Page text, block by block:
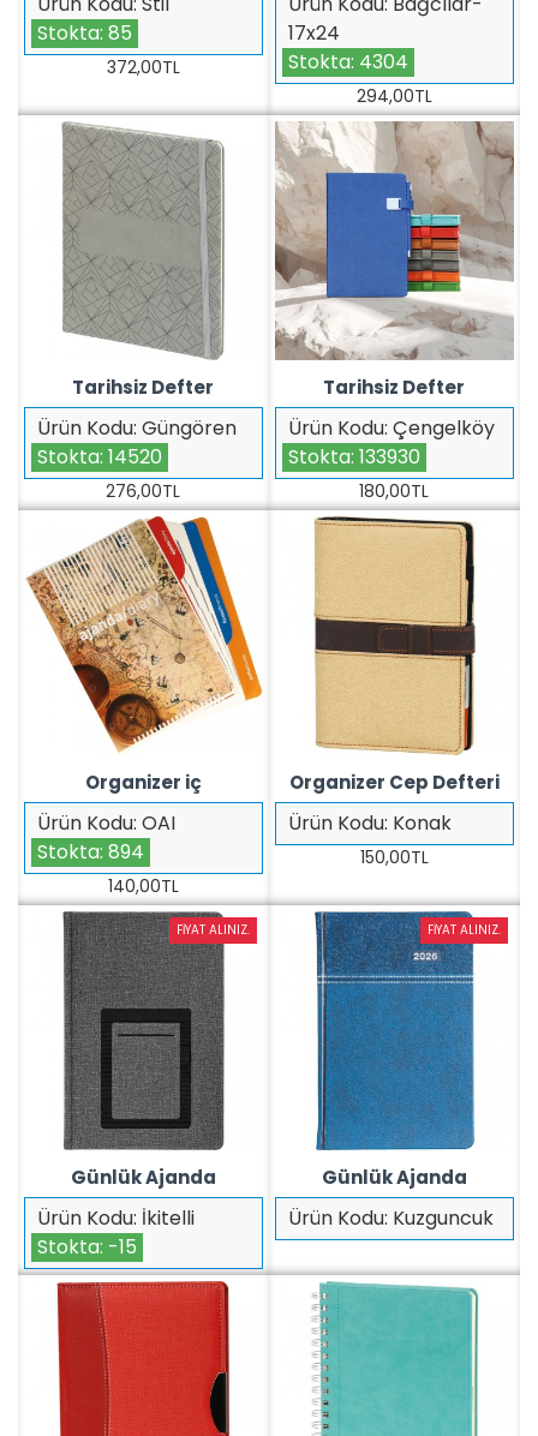
Stokta: 85
372,00TL
17x24
Stokta: 4304
294,00TL
Ürün Kodu: Güngören
Stokta: 14520
Tarihsiz Defter
276,00TL
Ürün Kodu: Çengelköy
Stokta: 133930
Tarihsiz Defter
180,00TL
Ürün Kodu: OAI
Stokta: 894
Organizer iç
140,00TL
Ürün Kodu: Konak
Organizer Cep Defteri
150,00TL
FIYAT ALINIZ.
Ürün Kodu: İkitelli
Stokta: -15
Günlük Ajanda
FIYAT ALINIZ.
Ürün Kodu: Kuzguncuk
Günlük Ajanda